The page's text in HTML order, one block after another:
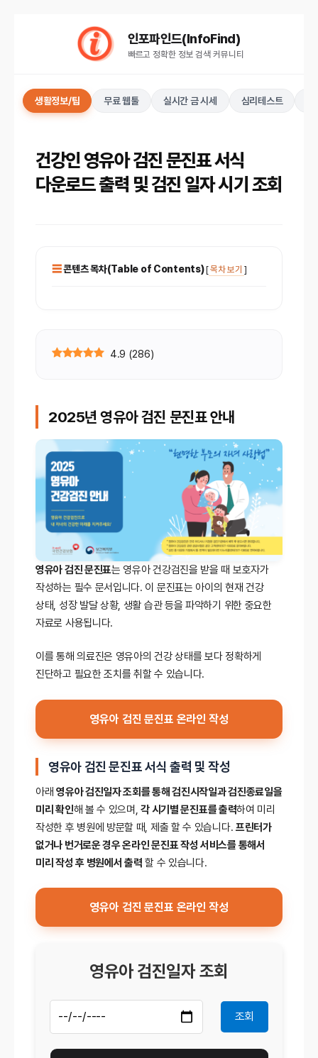
인포파인드(InfoFind)​​​​
빠르고 정확한 정보 검색 커뮤니티
생활정보/팁 무료 웹툴 실시간 금 시세 심리테스트
건강인 영유아 검진 문진표 서식
다운로드 출력 및 검진 일자 시기 조회
콘텐츠 목차(Table of Contents)[목차 보기 ]
4.9 (286)
2025년 영유아 검진 문진표 안내
영유아 검진 문진표는 영유아 건강검진을 받을 때 보호자가
작성하는 필수 문서입니다. 이 문진표는 아이의 현재 건강
상태, 성장 발달 상황, 생활 습관 등을 파악하기 위한 중요한
자료로 사용됩니다.
이를 통해 의료진은 영유아의 건강 상태를 보다 정확하게
진단하고 필요한 조치를 취할 수 있습니다.
영유아 검진 문진표 온라인 작성
영유아 검진 문진표 서식 출력 및 작성
아래영유아 검진일자 조회를 통해 검진시작일과 검진종료일을
미리 확인해 볼 수 있으며,각 시기별 문진표를 출력하여 미리
작성한 후 병원에 방문할 때, 제출 할 수 있습니다. 프린터가
없거나 번거로운 경우 온라인 문진표 작성 서비스를 통해서
미리 작성 후 병원에서 출력 할 수 있습니다.
영유아 검진 문진표 온라인 작성
영유아 검진일자 조회
조회